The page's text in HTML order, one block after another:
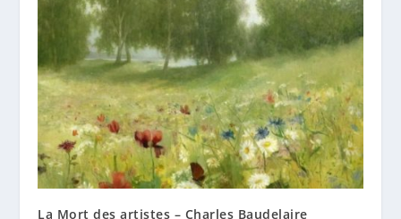
La Mort des artistes – Charles Baudelaire